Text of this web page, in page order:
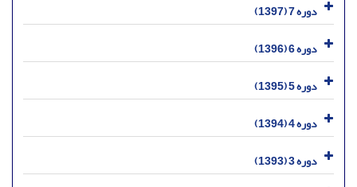
دوره 7 (1397)
دوره 6 (1396)
دوره 5 (1395)
دوره 4 (1394)
دوره 3 (1393)